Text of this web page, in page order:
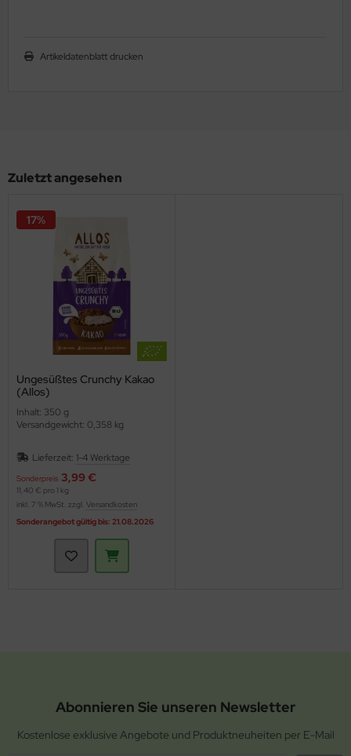
Artikeldatenblatt drucken
Zuletzt angesehen
Ungesüßtes Crunchy Kakao
(Allos)
Inhalt: 350 g
Versandgewicht: 0,358 kg
Lieferzeit: 1-4 Werktage
Sonderpreis 3,99 €
17%
11,40 € pro 1 kg
inkl. 7 % MwSt. zzgl. Versandkosten
Sonderangebot gültig bis: 21.08.2026
Abonnieren Sie unseren Newsletter
Kostenlose exklusive Angebote und Produktneuheiten per E-Mail